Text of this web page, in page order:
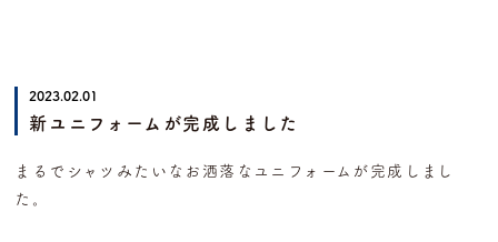
2023.02.01
新ユニフォームが完成しました
まるでシャツみたいなお洒落なユニフォームが完成しまし
た。